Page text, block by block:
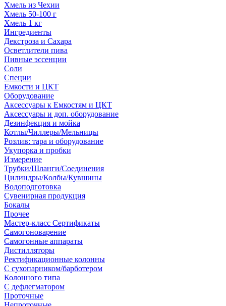
Хмель из Чехии
Хмель 50-100 г
Хмель 1 кг
Ингредиенты
Декстроза и Сахара
Осветлители пива
Пивные эссенции
Соли
Специи
Емкости и ЦКТ
Оборудование
Аксессуары к Емкостям и ЦКТ
Аксессуары и доп. оборудование
Дезинфекция и мойка
Котлы/Чиллеры/Мельницы
Розлив: тара и оборудование
Укупорка и пробки
Измерение
Трубки/Шланги/Соединения
Цилиндры/Колбы/Кувшины
Водоподготовка
Сувенирная продукция
Бокалы
Прочее
Мастер-класс Сертификаты
Самогоноварение
Самогонные аппараты
Дистилляторы
Ректификационные колонны
С сухопарником/барботером
Колонного типа
С дефлегматором
Проточные